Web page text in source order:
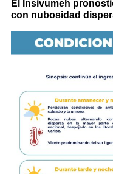
El Insivumeh
con nubosidad